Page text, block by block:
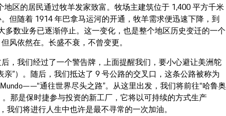
地区的居民通过牧羊发家致富。牧场主建筑位于 1,400 平方千米
但随着 1914 年巴拿马运河的开通，牧羊需求便迅速下降，到
多数业务已逐渐停止。这一变化，也是整个地区历史变迁的一个
风依然在。长盛不衰，不曾变更。
，我们经过了一个警告牌，上面提醒我们，要小心避让美洲鸵
亲”）。随后，我们抵达了 9 号公路的交叉口，这条公路被称为
通往世界尽头之路”。从这里出发，我们将前往“哈鲁奥
。那是保时捷参与投资的新工厂，它将以可持续的方式生产
我们将进行人生中也许是最不寻常的一次加油。